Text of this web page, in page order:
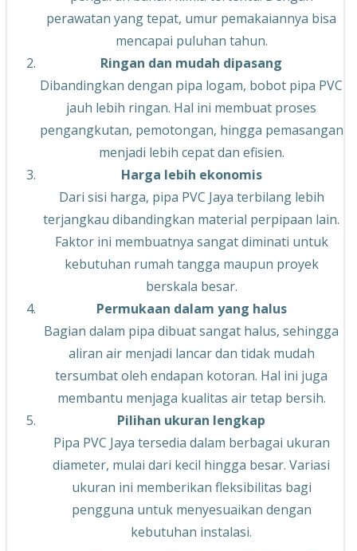
perawatan yang tepat, umur pemakaiannya bisa
mencapai puluhan tahun.
Ringan dan mudah dipasang
Dibandingkan dengan pipa logam, bobot pipa PVC
jauh lebih ringan. Hal ini membuat proses
pengangkutan, pemotongan, hingga pemasangan
menjadi lebih cepat dan efisien.
Harga lebih ekonomis
Dari sisi harga, pipa PVC Jaya terbilang lebih
terjangkau dibandingkan material perpipaan lain.
Faktor ini membuatnya sangat diminati untuk
kebutuhan rumah tangga maupun proyek
berskala besar.
Permukaan dalam yang halus
Bagian dalam pipa dibuat sangat halus, sehingga
aliran air menjadi lancar dan tidak mudah
tersumbat oleh endapan kotoran. Hal ini juga
membantu menjaga kualitas air tetap bersih.
Pilihan ukuran lengkap
Pipa PVC Jaya tersedia dalam berbagai ukuran
diameter, mulai dari kecil hingga besar. Variasi
ukuran ini memberikan fleksibilitas bagi
pengguna untuk menyesuaikan dengan
kebutuhan instalasi.